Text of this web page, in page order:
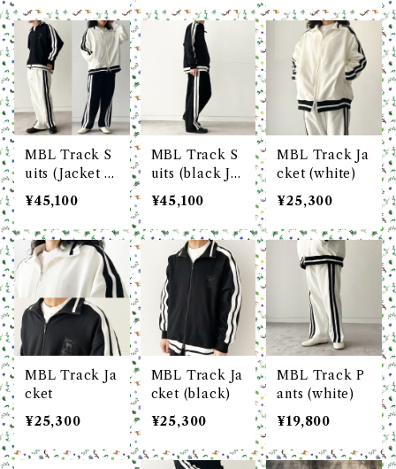
oga boga Loo
pline
pline
MBL Track S
uits (Jacket &
Pants)
¥45,100
MBL Track S
uits (black Ja
cket & black
Pants)
¥45,100
MBL Track Ja
cket (white)
¥25,300
MBL Track Ja
cket
¥25,300
MBL Track Ja
cket (black)
¥25,300
MBL Track P
ants (white)
¥19,800